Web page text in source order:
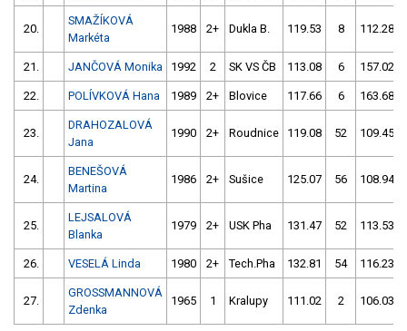
20.
SMAŽÍKOVÁ
Markéta
1988 2+ Dukla B. 119.53 8 112.28
21. JANČOVÁ Monika 1992 2 SK VS ČB 113.08 6 157.02
22. POLÍVKOVÁ Hana 1989 2+ Blovice 117.66 6 163.68
23.
DRAHOZALOVÁ
Jana
1990 2+ Roudnice 119.08 52 109.45
24.
BENEŠOVÁ
Martina
1986 2+ Sušice 125.07 56 108.94
25.
LEJSALOVÁ
Blanka
1979 2+ USK Pha 131.47 52 113.53
26. VESELÁ Linda 1980 2+ Tech.Pha 132.81 54 116.23
27.
GROSSMANNOVÁ
Zdenka
1965 1 Kralupy 111.02 2 106.03